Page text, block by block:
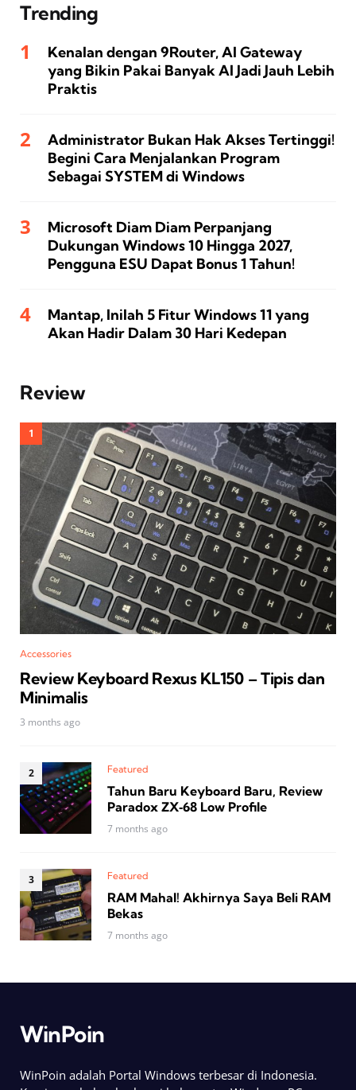
Trending
Kenalan dengan 9Router, AI Gateway
yang Bikin Pakai Banyak AI Jadi Jauh Lebih
Praktis
Administrator Bukan Hak Akses Tertinggi!
Begini Cara Menjalankan Program
Sebagai SYSTEM di Windows
Microsoft Diam Diam Perpanjang
Dukungan Windows 10 Hingga 2027,
Pengguna ESU Dapat Bonus 1 Tahun!
Mantap, Inilah 5 Fitur Windows 11 yang
Akan Hadir Dalam 30 Hari Kedepan
Review
Accessories
Review Keyboard Rexus KL150 – Tipis dan
Minimalis
3 months ago
Featured
Tahun Baru Keyboard Baru, Review
Paradox ZX‑68 Low Profile
7 months ago
Featured
RAM Mahal! Akhirnya Saya Beli RAM
Bekas
7 months ago
WinPoin
WinPoin adalah Portal Windows terbesar di Indonesia.